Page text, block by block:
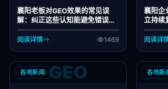
襄阳老板对GEO效果的常见误
解：纠正这些认知能避免错误决
策
阅读详情 1469
襄阳企
立持续
阅读详
各地新闻 GEO 各地新